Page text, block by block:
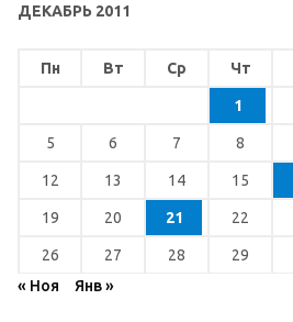
ДЕКАБРЬ 2011
Пн Вт Ср Чт
1
5 6 7 8
12 13 14 15
19 20 21 22
26 27 28 29
« Ноя
Янв »